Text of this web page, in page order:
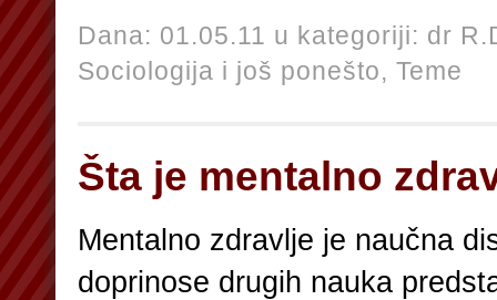
Dana: 01.05.11 u kategoriji: dr
Sociologija i još ponešto, Teme
Šta je mentalno
Mentalno zdravlje je naučna
doprinose drugih nauka